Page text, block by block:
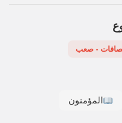
- صعب
المؤمنون